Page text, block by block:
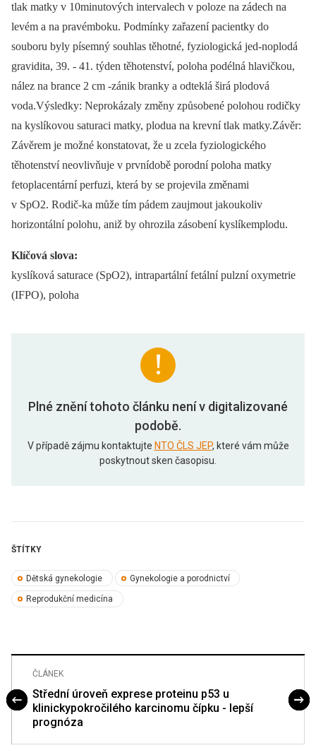
tlak matky v 10minutových intervalech v poloze na zádech na
levém a na pravémboku. Podmínky zařazení pacientky do
souboru byly písemný souhlas těhotné, fyziologická jed-noplodá
gravidita, 39. -⁠ 41. týden těhotenství, poloha podélná hlavičkou,
nález na brance 2 cm -zánik branky a odteklá širá plodová
voda.Výsledky: Neprokázaly změny způsobené polohou rodičky
na kyslíkovou saturaci matky, plodua na krevní tlak matky.Závěr:
Závěrem je možné konstatovat, že u zcela fyziologického
těhotenství neovlivňuje v prvnídobě porodní poloha matky
fetoplacentární perfuzi, která by se projevila změnami
v SpO2. Rodič-ka může tím pádem zaujmout jakoukoliv
horizontální polohu, aniž by ohrozila zásobení kyslíkemplodu.
Klíčová slova:
kyslíková saturace (SpO2), intrapartální fetální pulzní oxymetrie
(IFPO), poloha
Plné znění tohoto článku není v digitalizované
podobě.
V případě zájmu kontaktujte NTO ČLS JEP, které vám může
poskytnout sken časopisu.
ŠTÍTKY
Dětská gynekologie Gynekologie a porodnictví
Reprodukční medicína
ČLÁNEK
Střední úroveň exprese proteinu p53 u
klinickypokročilého karcinomu čípku - lepší
prognóza